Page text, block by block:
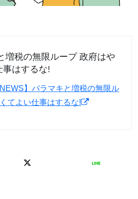
増税の無限ループ 政府はや
事はするな!
】バラマキと増税の無限ル
てよい仕事はするな!